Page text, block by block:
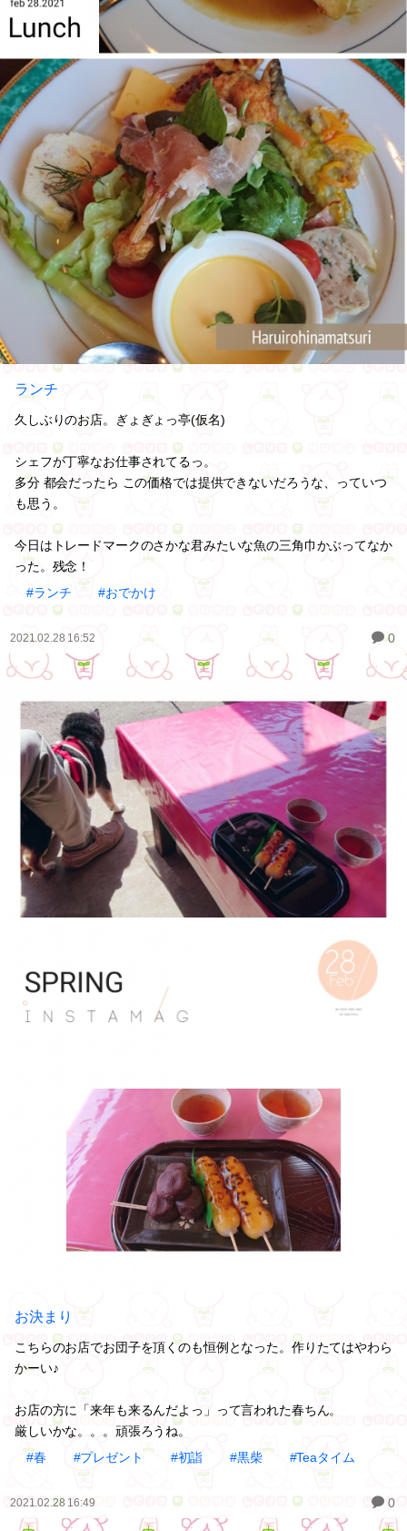
ランチ
久しぶりのお店。ぎょぎょっ亭(仮名)
シェフが丁寧なお仕事されてるっ。
多分 都会だったら この価格では提供できないだろうな、っていつ
も思う。
今日はトレードマークのさかな君みたいな魚の三角巾かぶってなか
った。残念！
#ランチ
#おでかけ
2021.02.28 16:52 0
お決まり
こちらのお店でお団子を頂くのも恒例となった。作りたてはやわら
かーい♪
お店の方に「来年も来るんだよっ」って言われた春ちん。
厳しいかな。。。頑張ろうね。
#春
#プレゼント #初詣 #黒柴 #Teaタイム
2021.02.28 16:49 0